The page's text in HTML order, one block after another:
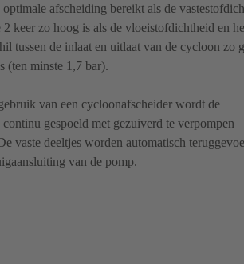
afscheiding bereikt als de
2 keer zo hoog is als de vloeistofdichtheid en
tussen de inlaat en uitlaat van de cycloon zo
(ten minste 1,7 bar).
van een cycloonafscheider wordt de
gespoeld met gezuiverd te verpompen
vaste deeltjes worden automatisch
van de pomp.